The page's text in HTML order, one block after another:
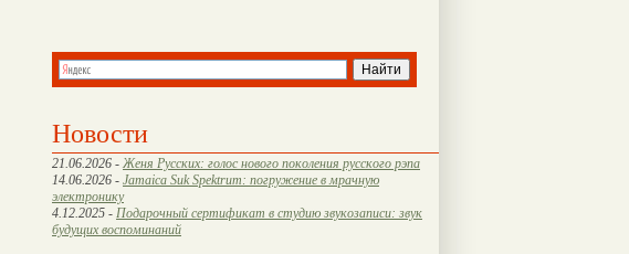
Новости
21.06.2026 - Женя Русских: голос нового поколения русского рэпа
14.06.2026 - Jamaica Suk Spektrum: погружение в мрачную
электронику
4.12.2025 - Подарочный сертификат в студию звукозаписи: звук
будущих воспоминаний